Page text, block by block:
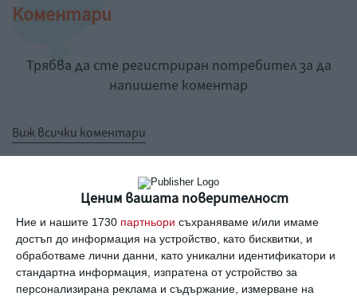
Ценим вашата поверителност
Ние и нашите 1730 партньори съхраняваме и/или имаме
достъп до информация на устройство, като бисквитки, и
обработваме лични данни, като уникални идентификатори и
стандартна информация, изпратена от устройство за
персонализирана реклама и съдържание, измерване на
Коментари
Трябва да сте регистриран потребител за да
напишете коментар
Виж всички коментари
Най нови